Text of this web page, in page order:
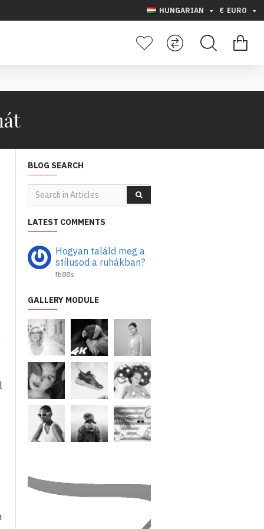
HUNGARIAN € EURO
BLOG SEARCH
LATEST COMMENTS
Hogyan találd meg a
stílusod a ruhákban?
fb88s
GALLERY MODULE